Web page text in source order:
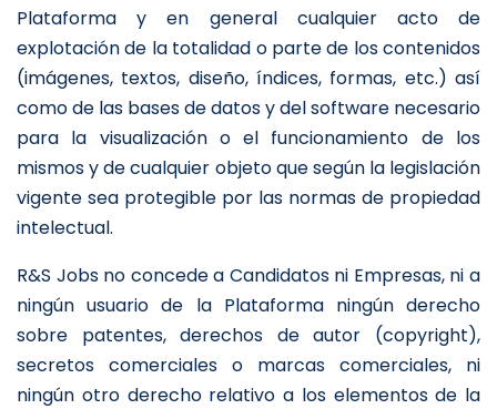
Plataforma y en general cualquier acto de
explotación de la totalidad o parte de los contenidos
(imágenes, textos, diseño, índices, formas, etc.) así
como de las bases de datos y del software necesario
para la visualización o el funcionamiento de los
mismos y de cualquier objeto que según la legislación
vigente sea protegible por las normas de propiedad
intelectual.
R&S Jobs no concede a Candidatos ni Empresas, ni a
ningún usuario de la Plataforma ningún derecho
sobre patentes, derechos de autor (copyright),
secretos comerciales o marcas comerciales, ni
ningún otro derecho relativo a los elementos de la